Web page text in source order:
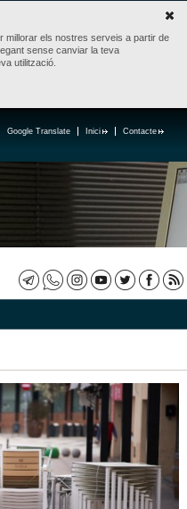
millorar els nostres serveis a partir de
sense canviar la teva
utilització.
Contacte
Inici
Google Translate